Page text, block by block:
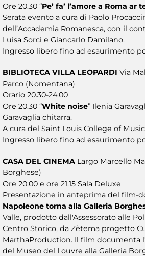
Ore 20.30 “Pe’ fa’ l’amore a Roma ar
Serata evento a cura di Paolo
dell’Accademia Romanesca, con il
Luisa Sorci e Giancarlo Damilano.
Ingresso libero fino ad esaurimento
BIBLIOTECA VILLA LEOPARDI Via
Parco (Nomentana)
Orario 20.30-24.00
Ore 20.30 “White noise” Ilenia
Garavaglia chitarra.
A cura del Saint Louis College of Music
Ingresso libero fino ad esaurimento
CASA DEL CINEMA Largo Marcello
Borghese)
Ore 20.00 e ore 21.15 Sala Deluxe
Presentazione in anteprima del film-
Napoleone torna alla Galleria
Valle, prodotto dall'Assessorato alle
Centro Storico, da Zètema progetto
MarthaProduction. Il film documenta
del Museo del Louvre alla Galleria